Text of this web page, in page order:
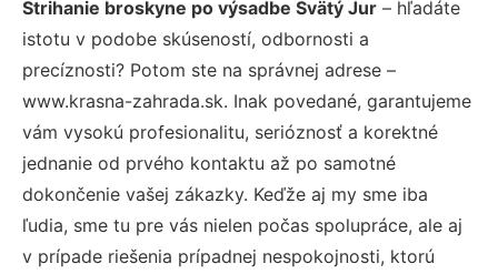
Strihanie broskyne po výsadbe Svätý Jur – hľadáte
istotu v podobe skúseností, odbornosti a
precíznosti? Potom ste na správnej adrese –
www.krasna-zahrada.sk. Inak povedané, garantujeme
vám vysokú profesionalitu, serióznosť a korektné
jednanie od prvého kontaktu až po samotné
dokončenie vašej zákazky. Keďže aj my sme iba
ľudia, sme tu pre vás nielen počas spolupráce, ale aj
v prípade riešenia prípadnej nespokojnosti, ktorú